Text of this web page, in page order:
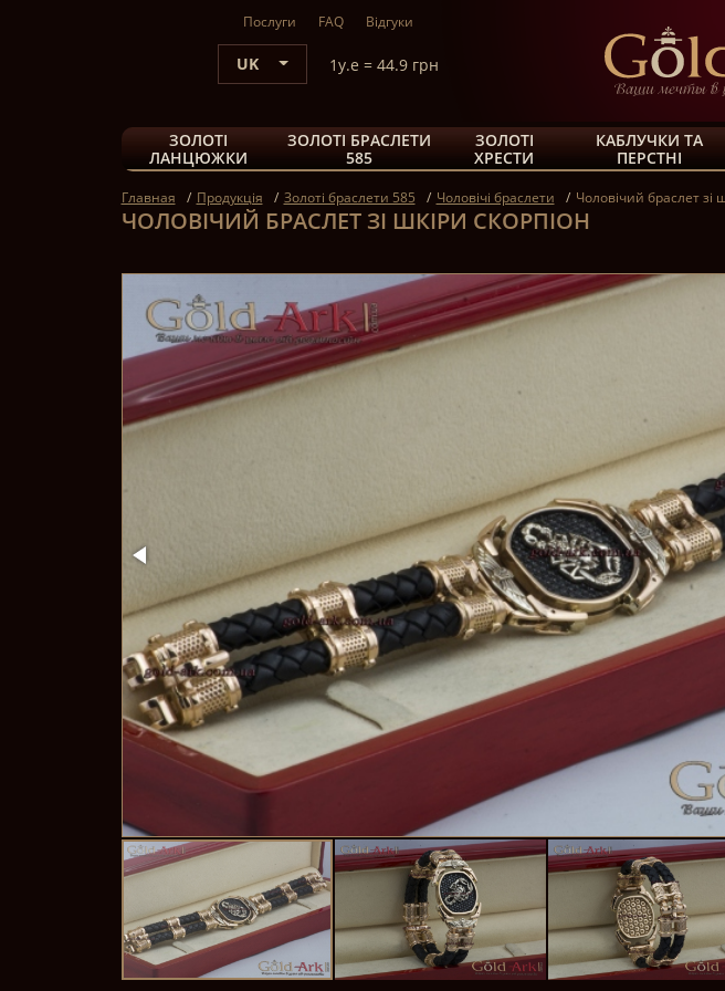
Послуги FAQ Відгуки
UK 1y.e = 44.9 грн
ЗОЛОТІ
ЛАНЦЮЖКИ
ЗОЛОТІ БРАСЛЕТИ
585
ЗОЛОТІ
ХРЕСТИ
КАБЛУЧКИ ТА
ПЕРСТНІ
Главная Продукція Золоті браслети 585 Чоловічі браслети Чоловічий браслет зі
ЧОЛОВІЧИЙ БРАСЛЕТ ЗІ ШКІРИ СКОРПІОН